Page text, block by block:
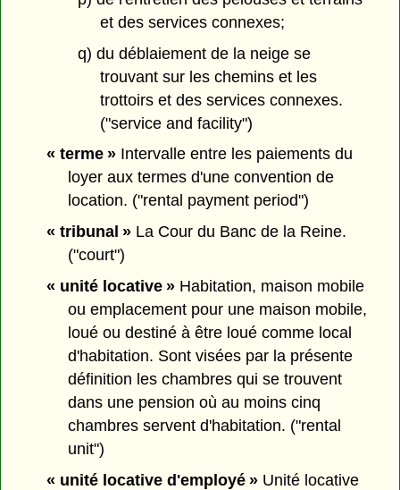
et des services connexes;
q) du déblaiement de la neige se
trouvant sur les chemins et les
trottoirs et des services connexes.
("service and facility")
« terme »Intervalle entre les paiements du
loyer aux termes d'une convention de
location. ("rental payment period")
« tribunal »La Cour du Banc de la Reine.
("court")
« unité locative »Habitation, maison mobile
ou emplacement pour une maison mobile,
loué ou destiné à être loué comme local
d'habitation. Sont visées par la présente
définition les chambres qui se trouvent
dans une pension où au moins cinq
chambres servent d'habitation. ("rental
unit")
« unité locative d'employé »Unité locative